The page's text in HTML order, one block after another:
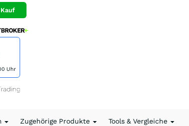
Kauf
Uhr
Zugehörige Produkte Tools & Vergleiche